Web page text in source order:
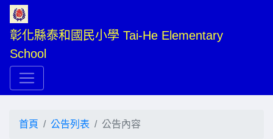
彰化縣泰和國民小學 Tai-He Elementary
School
首頁 公告列表 公告內容